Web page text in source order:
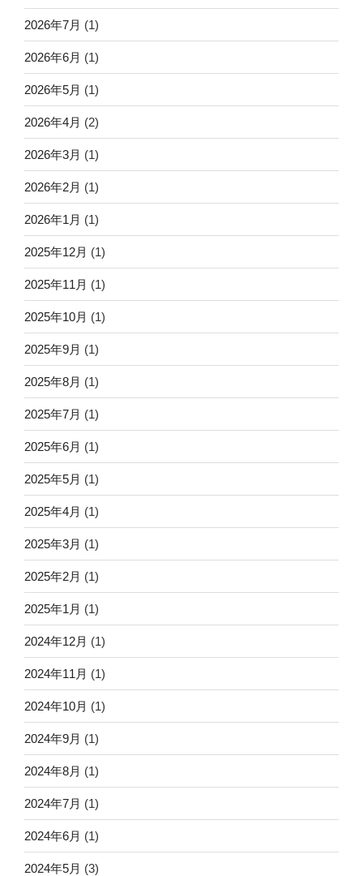
2026年7月 (1)
2026年6月 (1)
2026年5月 (1)
2026年4月 (2)
2026年3月 (1)
2026年2月 (1)
2026年1月 (1)
2025年12月 (1)
2025年11月 (1)
2025年10月 (1)
2025年9月 (1)
2025年8月 (1)
2025年7月 (1)
2025年6月 (1)
2025年5月 (1)
2025年4月 (1)
2025年3月 (1)
2025年2月 (1)
2025年1月 (1)
2024年12月 (1)
2024年11月 (1)
2024年10月 (1)
2024年9月 (1)
2024年8月 (1)
2024年7月 (1)
2024年6月 (1)
2024年5月 (3)